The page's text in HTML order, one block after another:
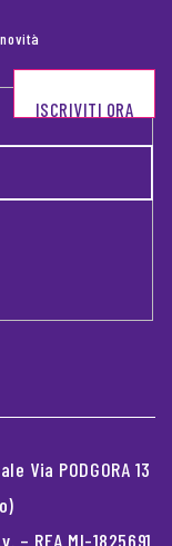
ISCRIVITI ORA
Via PODGORA 13
– REA MI-1825691